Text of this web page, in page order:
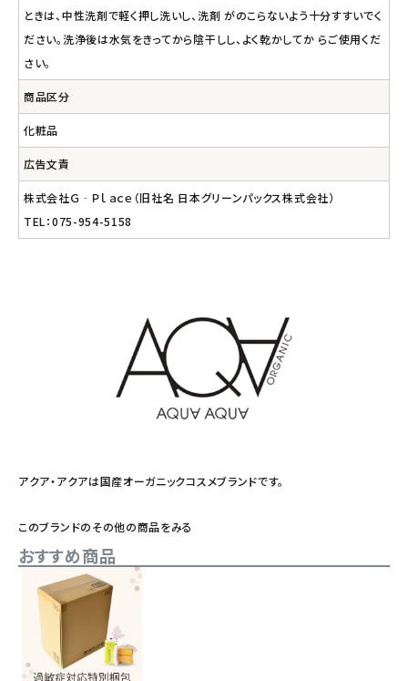
ときは、中性洗剤で軽く押し洗いし、洗剤 がのこらないよう十分すすいでく
ださい。洗浄後は水気をきってから陰干しし、よく乾かしてか らご使用くだ
さい。
商品区分
化粧品
広告文責
株式会社Ｇ‐Ｐｌａｃｅ（旧社名 日本グリーンパックス株式会社）
TEL：075-954-5158
アクア・アクアは国産オーガニックコスメブランドです。
このブランドのその他の商品をみる
おすすめ商品